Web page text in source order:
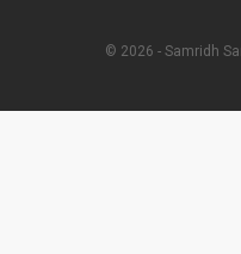
© 2026 - Samridh